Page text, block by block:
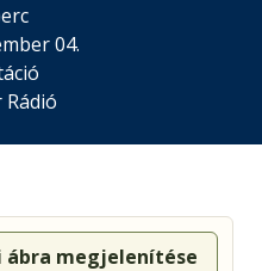
04.
ábra megjelenítése